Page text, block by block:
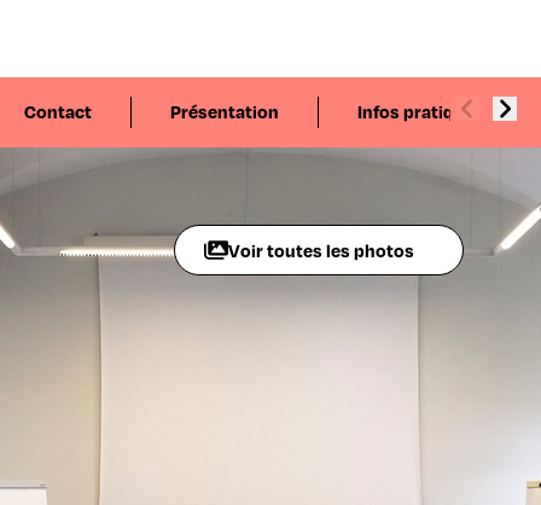
Contact Présentation Infos pratiques
Voir toutes les photos